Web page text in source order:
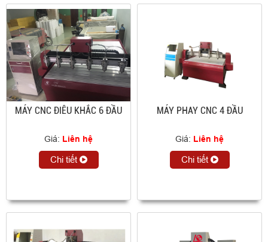
MÁY CNC ĐIÊU KHẮC 6 ĐẦU
Giá: Liên hệ
Chi tiết
MÁY PHAY CNC 4 ĐẦU
Giá: Liên hệ
Chi tiết